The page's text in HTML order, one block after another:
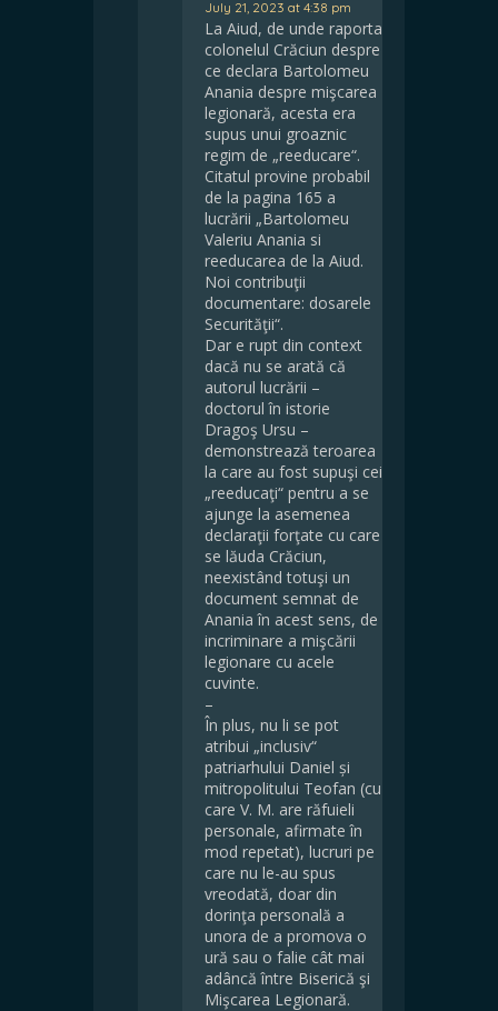
July 21, 2023 at 4:38 pm
La Aiud, de unde raporta
colonelul Crăciun despre
ce declara Bartolomeu
Anania despre mişcarea
legionară, acesta era
supus unui groaznic
regim de „reeducare“.
Citatul provine probabil
de la pagina 165 a
lucrării „Bartolomeu
Valeriu Anania si
reeducarea de la Aiud.
Noi contribuţii
documentare: dosarele
Securităţii“.
Dar e rupt din context
dacă nu se arată că
autorul lucrării –
doctorul în istorie
Dragoş Ursu –
demonstrează teroarea
la care au fost supuşi cei
„reeducaţi“ pentru a se
ajunge la asemenea
declaraţii forţate cu care
se lăuda Crăciun,
neexistând totuşi un
document semnat de
Anania în acest sens, de
incriminare a mişcării
legionare cu acele
cuvinte.
–
În plus, nu li se pot
atribui „inclusiv“
patriarhului Daniel și
mitropolitului Teofan (cu
care V. M. are răfuieli
personale, afirmate în
mod repetat), lucruri pe
care nu le-au spus
vreodată, doar din
dorinţa personală a
unora de a promova o
ură sau o falie cât mai
adâncă între Biserică şi
Mişcarea Legionară.